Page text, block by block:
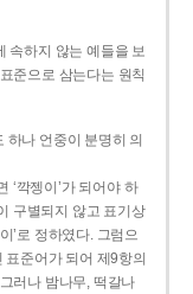
속하지 않는 예들을 보
준으로 삼는다는 원칙
하나 언중이 분명히 의
‘깍젱이’가 되어야 하
구별되지 않고 표기상
’로 정하였다. 그럼으
표준어가 되어 제9항의
러나 밤나무, 떡갈나